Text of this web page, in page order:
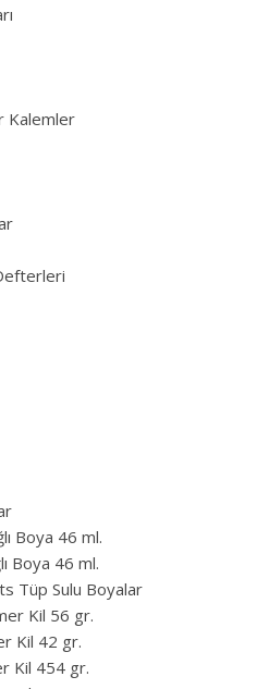
Kalemler
Boya 46 ml.
Boya 46 ml.
Tüp Sulu Boyalar
Kil 56 gr.
Kil 42 gr.
Kil 454 gr.